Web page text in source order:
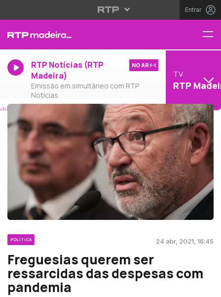
Entrar
RTP Notícias (RTP
Madeira)
Emissão em simultâneo com RTP
Notícias
NO AR
TV
RTP
POLÍTICA 24 abr, 2021, 16:45
Freguesias querem ser
ressarcidas das despesas com
pandemia